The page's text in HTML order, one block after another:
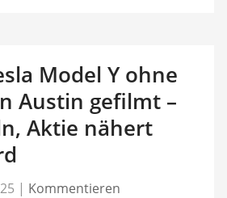
Model Y ohne
Austin gefilmt –
Aktie nähert
| Kommentieren